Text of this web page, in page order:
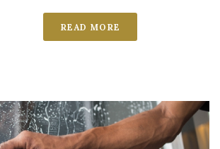
READ MORE